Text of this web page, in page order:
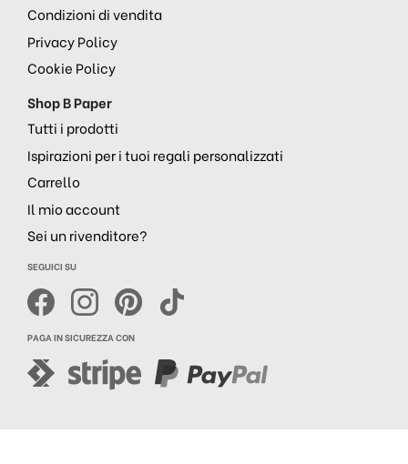
Condizioni di vendita
Privacy Policy
Cookie Policy
Shop B Paper
Tutti i prodotti
Ispirazioni per i tuoi regali personalizzati
Carrello
Il mio account
Sei un rivenditore?
SEGUICI SU
PAGA IN SICUREZZA CON